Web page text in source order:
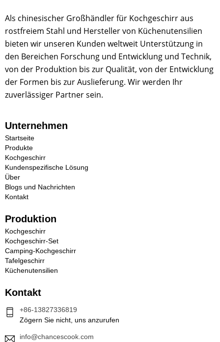
Als chinesischer Großhändler für Kochgeschirr aus
rostfreiem Stahl und Hersteller von Küchenutensilien
bieten wir unseren Kunden weltweit Unterstützung in
den Bereichen Forschung und Entwicklung und Technik,
von der Produktion bis zur Qualität, von der Entwicklung
der Formen bis zur Auslieferung. Wir werden Ihr
zuverlässiger Partner sein.
Unternehmen
Startseite
Produkte
Kochgeschirr
Kundenspezifische Lösung
Über
Blogs und Nachrichten
Kontakt
Produktion
Kochgeschirr
Kochgeschirr-Set
Camping-Kochgeschirr
Tafelgeschirr
Küchenutensilien
Kontakt
+86-13827336819
Zögern Sie nicht, uns anzurufen
info@chancescook.com